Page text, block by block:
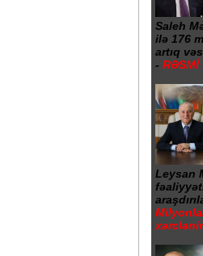
Saleh
ilə 176
artıq
- RƏSMİ
Leysan